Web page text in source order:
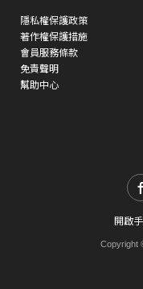
隱私權保護政策
著作權保護措施
會員服務條款
免責聲明
幫助中心
開啟
Copyright